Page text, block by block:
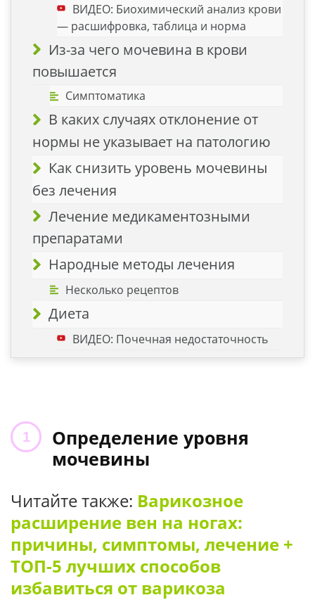
ВИДЕО: Биохимический анализ крови
— расшифровка, таблица и норма
Из-за чего мочевина в крови
повышается
Симптоматика
В каких случаях отклонение от
нормы не указывает на патологию
Как снизить уровень мочевины
без лечения
Лечение медикаментозными
препаратами
Народные методы лечения
Несколько рецептов
Диета
ВИДЕО: Почечная недостаточность
Определение уровня
мочевины
Читайте также: Варикозное
расширение вен на ногах:
причины, симптомы, лечение +
ТОП-5 лучших способов
избавиться от варикоза